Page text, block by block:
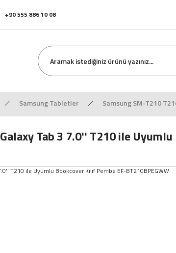
+90 555 886 10 08
Samsung Tabletler Samsung SM-T210
Galaxy Tab 3 7.0'' T210 ile